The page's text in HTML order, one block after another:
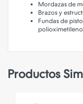
Mordazas de
Brazos y
Fundas de
Productos